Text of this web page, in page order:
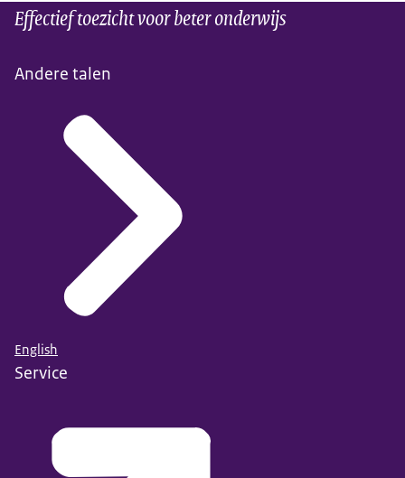
Effectief toezicht voor beter onderwijs
Andere talen
English
Service